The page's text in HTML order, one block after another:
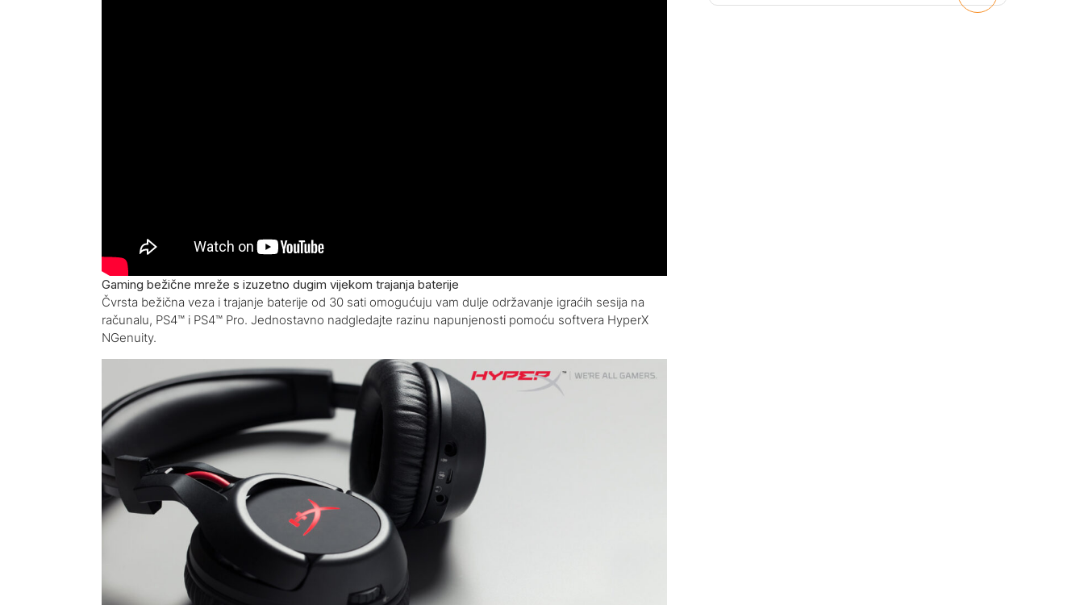
Gaming bežične mreže s izuzetno dugim vijekom trajanja baterije
Čvrsta bežična veza i trajanje baterije od 30 sati omogućuju vam dulje održavanje igraćih sesija na
računalu, PS4™ i PS4™ Pro. Jednostavno nadgledajte razinu napunjenosti pomoću softvera HyperX
NGenuity.